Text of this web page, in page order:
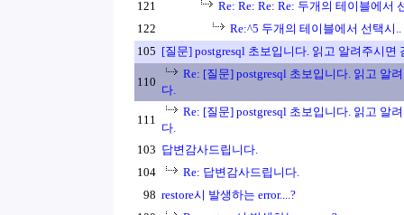
121
Re: Re: Re: Re: 두개의 테이블에서
122
Re:^5 두개의 테이블에서 선택시..
105 [질문] postgresql 초보입니다. 읽고 알려주시면
110
Re: [질문] postgresql 초보입니다. 읽고 알
다.
111
Re: [질문] postgresql 초보입니다. 읽고 알
다.
103 답변감사드립니다.
104
Re: 답변감사드립니다.
98 restore시 발생하는 error....?